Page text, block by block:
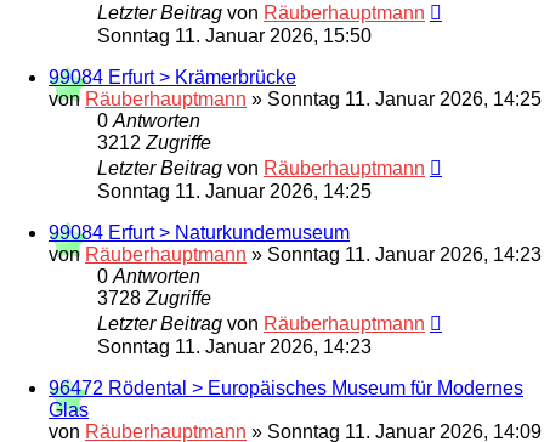
Letzter Beitrag von Räuberhauptmann
Sonntag 11. Januar 2026, 15:50
99084 Erfurt > Krämerbrücke
von Räuberhauptmann » Sonntag 11. Januar 2026, 14:25
0 Antworten
3212 Zugriffe
Letzter Beitrag von Räuberhauptmann
Sonntag 11. Januar 2026, 14:25
99084 Erfurt > Naturkundemuseum
von Räuberhauptmann » Sonntag 11. Januar 2026, 14:23
0 Antworten
3728 Zugriffe
Letzter Beitrag von Räuberhauptmann
Sonntag 11. Januar 2026, 14:23
96472 Rödental > Europäisches Museum für Modernes
Glas
von Räuberhauptmann » Sonntag 11. Januar 2026, 14:09